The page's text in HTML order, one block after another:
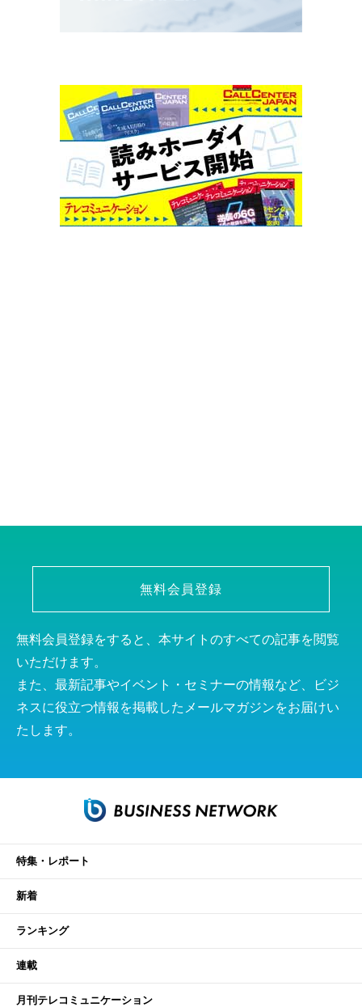
無料会員登録
無料会員登録をすると、本サイトのすべての記事を閲覧
いただけます。
また、最新記事やイベント・セミナーの情報など、ビジ
ネスに役立つ情報を掲載したメールマガジンをお届けい
たします。
特集・レポート
新着
ランキング
連載
月刊テレコミュニケーション